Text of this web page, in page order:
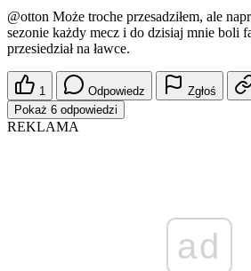
@otton Może troche przesadziłem, ale
sezonie każdy mecz i do dzisiaj mnie boli
przesiedział na ławce.
1 Odpowiedz
Zgłoś
Pokaż 6 odpowiedzi
REKLAMA
ad